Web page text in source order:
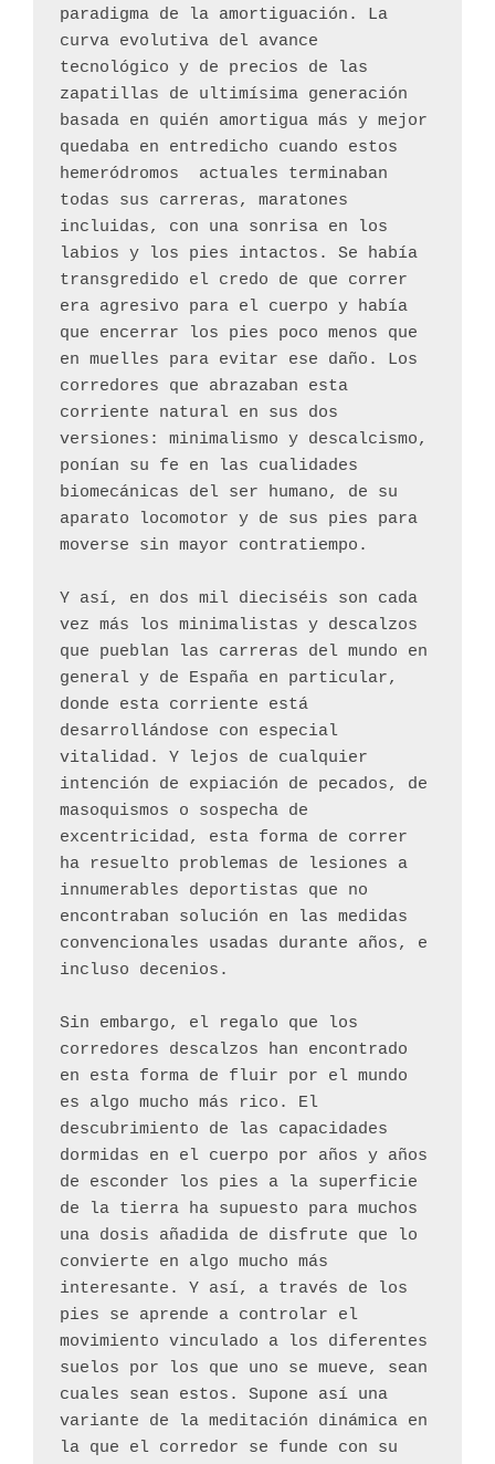
paradigma de la amortiguación. La
curva evolutiva del avance
tecnológico y de precios de las
zapatillas de ultimísima generación
basada en quién amortigua más y mejor
quedaba en entredicho cuando estos
hemeródromos  actuales terminaban
todas sus carreras, maratones
incluidas, con una sonrisa en los
labios y los pies intactos. Se había
transgredido el credo de que correr
era agresivo para el cuerpo y había
que encerrar los pies poco menos que
en muelles para evitar ese daño. Los
corredores que abrazaban esta
corriente natural en sus dos
versiones: minimalismo y descalcismo,
ponían su fe en las cualidades
biomecánicas del ser humano, de su
aparato locomotor y de sus pies para
moverse sin mayor contratiempo.
Y así, en dos mil dieciséis son cada
vez más los minimalistas y descalzos
que pueblan las carreras del mundo en
general y de España en particular,
donde esta corriente está
desarrollándose con especial
vitalidad. Y lejos de cualquier
intención de expiación de pecados, de
masoquismos o sospecha de
excentricidad, esta forma de correr
ha resuelto problemas de lesiones a
innumerables deportistas que no
encontraban solución en las medidas
convencionales usadas durante años, e
incluso decenios.
Sin embargo, el regalo que los
corredores descalzos han encontrado
en esta forma de fluir por el mundo
es algo mucho más rico. El
descubrimiento de las capacidades
dormidas en el cuerpo por años y años
de esconder los pies a la superficie
de la tierra ha supuesto para muchos
una dosis añadida de disfrute que lo
convierte en algo mucho más
interesante. Y así, a través de los
pies se aprende a controlar el
movimiento vinculado a los diferentes
suelos por los que uno se mueve, sean
cuales sean estos. Supone así una
variante de la meditación dinámica en
la que el corredor se funde con su